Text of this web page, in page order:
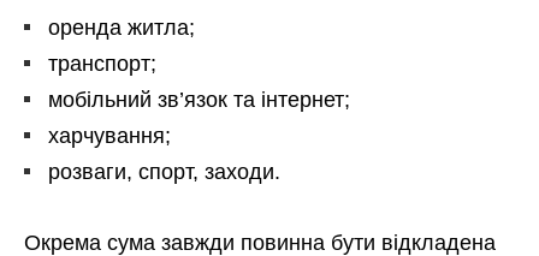
оренда житла;
транспорт;
мобільний зв’язок та інтернет;
харчування;
розваги, спорт, заходи.
Окрема сума завжди повинна бути відкладена